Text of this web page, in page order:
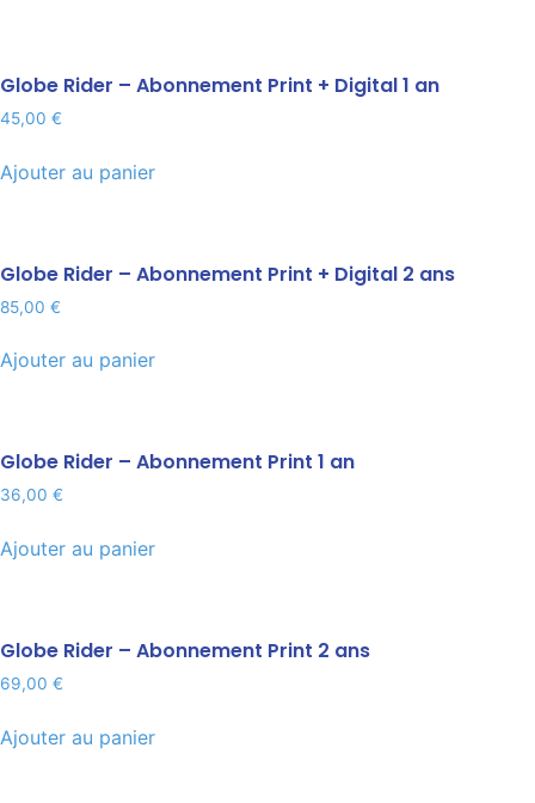
Globe Rider – Abonnement Print + Digital 1 an
45,00 €
Ajouter au panier
Globe Rider – Abonnement Print + Digital 2 ans
85,00 €
Ajouter au panier
Globe Rider – Abonnement Print 1 an
36,00 €
Ajouter au panier
Globe Rider – Abonnement Print 2 ans
69,00 €
Ajouter au panier